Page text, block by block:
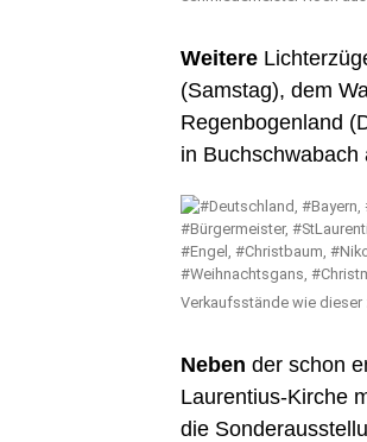
Weitere
(Samstag), dem
Regenbogenland
in Buchschwabach
Verkaufsstände wie
Neben der schon
Laurentius-Kirche
die